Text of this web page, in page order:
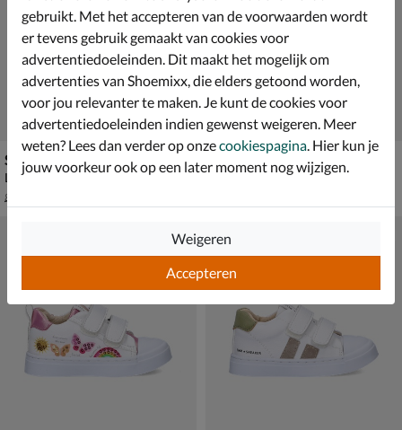
Shoesme
Lage sneakers - goud
van € 89,99 voor € 62,99
89
Shoesme
Babyschoenen - wit
gebruikt. Met het accepteren van de voorwaarden wordt
er tevens gebruik gemaakt van cookies voor
advertentiedoeleinden. Dit maakt het mogelijk om
advertenties van Shoemixx, die elders getoond worden,
voor jou relevanter te maken. Je kunt de cookies voor
advertentiedoeleinden indien gewenst weigeren. Meer
weten? Lees dan verder op onzecookiespagina . Hier kun je
jouw voorkeur ook op een later moment nog wijzigen.
Accepteren
Weigeren